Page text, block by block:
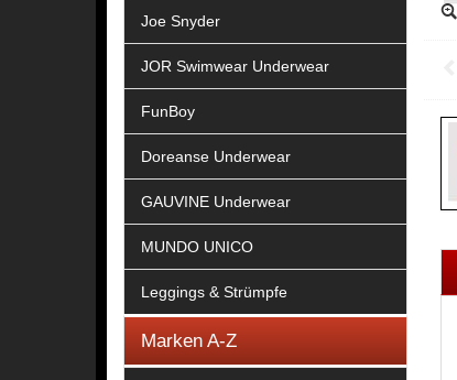
Joe Snyder
JOR Swimwear Underwear
FunBoy
Doreanse Underwear
GAUVINE Underwear
MUNDO UNICO
Leggings & Strümpfe
Marken A-Z